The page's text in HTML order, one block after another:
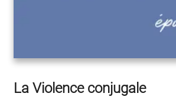
La Violence conjugale